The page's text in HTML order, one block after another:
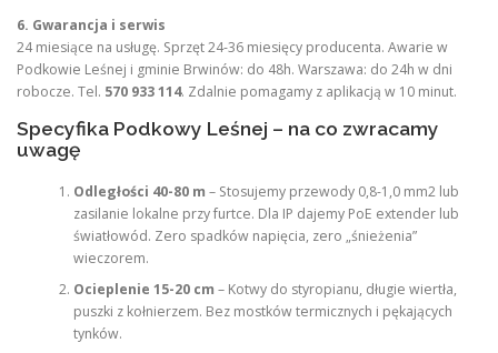
6. Gwarancja i serwis
24 miesiące na usługę. Sprzęt 24-36 miesięcy producenta. Awarie w
Podkowie Leśnej i gminie Brwinów: do 48h. Warszawa: do 24h w dni
robocze. Tel. 570 933 114. Zdalnie pomagamy z aplikacją w 10 minut.
Specyfika Podkowy Leśnej – na co zwracamy
uwagę
Odległości 40-80 m – Stosujemy przewody 0,8-1,0 mm2 lub
zasilanie lokalne przy furtce. Dla IP dajemy PoE extender lub
światłowód. Zero spadków napięcia, zero „śnieżenia”
wieczorem.
Ocieplenie 15-20 cm – Kotwy do styropianu, długie wiertła,
puszki z kołnierzem. Bez mostków termicznych i pękających
tynków.